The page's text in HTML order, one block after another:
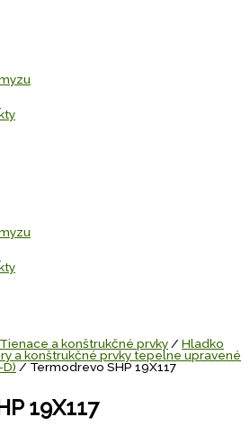
Tienace a konštrukčné prvky / Hladko
a konštrukčné prvky tepelne upravené
D)/ Termodrevo SHP 19X117
19X117